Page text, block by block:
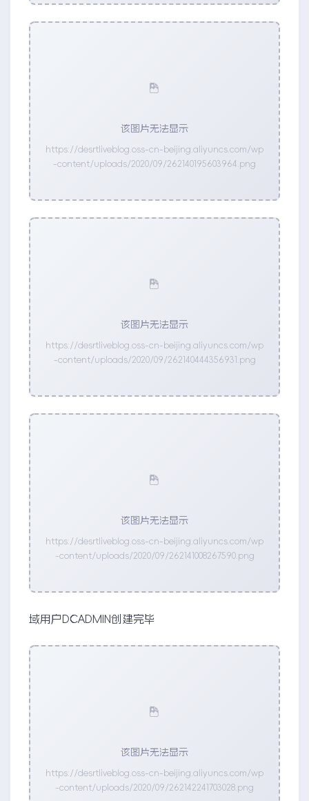
该图片无法显示
https://desrtliveblog.oss-cn-beijing.aliyuncs.com/wp
-content/uploads/2020/09/262140195603964.png
该图片无法显示
https://desrtliveblog.oss-cn-beijing.aliyuncs.com/wp
-content/uploads/2020/09/262140444356931.png
该图片无法显示
https://desrtliveblog.oss-cn-beijing.aliyuncs.com/wp
-content/uploads/2020/09/262141008267590.png
域用户DCADMIN创建完毕
该图片无法显示
https://desrtliveblog.oss-cn-beijing.aliyuncs.com/wp
-content/uploads/2020/09/262142241703028.png